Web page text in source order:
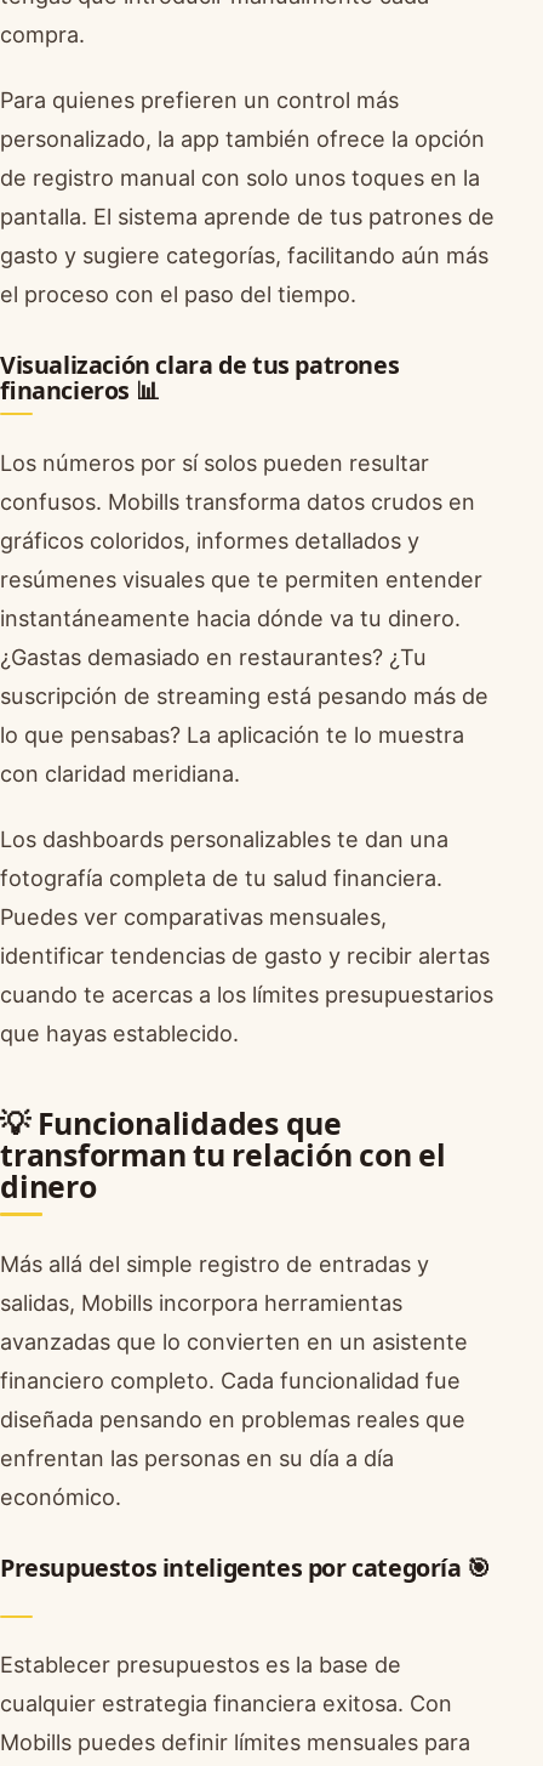
compra.
Para quienes prefieren un control más
personalizado, la app también ofrece la opción
de registro manual con solo unos toques en la
pantalla. El sistema aprende de tus patrones de
gasto y sugiere categorías, facilitando aún más
el proceso con el paso del tiempo.
Visualización clara de tus patrones
financieros 📊
Los números por sí solos pueden resultar
confusos. Mobills transforma datos crudos en
gráficos coloridos, informes detallados y
resúmenes visuales que te permiten entender
instantáneamente hacia dónde va tu dinero.
¿Gastas demasiado en restaurantes? ¿Tu
suscripción de streaming está pesando más de
lo que pensabas? La aplicación te lo muestra
con claridad meridiana.
Los dashboards personalizables te dan una
fotografía completa de tu salud financiera.
Puedes ver comparativas mensuales,
identificar tendencias de gasto y recibir alertas
cuando te acercas a los límites presupuestarios
que hayas establecido.
💡 Funcionalidades que
transforman tu relación con el
dinero
Más allá del simple registro de entradas y
salidas, Mobills incorpora herramientas
avanzadas que lo convierten en un asistente
financiero completo. Cada funcionalidad fue
diseñada pensando en problemas reales que
enfrentan las personas en su día a día
económico.
Presupuestos inteligentes por categoría 🎯
Establecer presupuestos es la base de
cualquier estrategia financiera exitosa. Con
Mobills puedes definir límites mensuales para